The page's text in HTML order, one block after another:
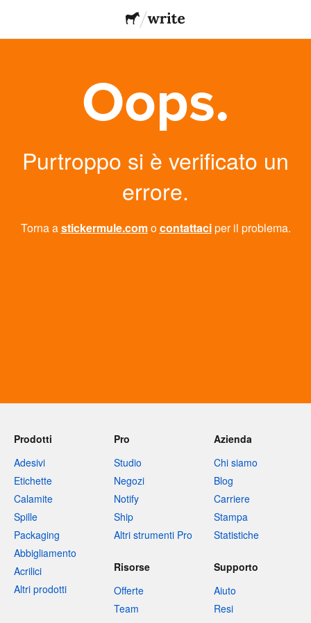
Oops.
Purtroppo si è verificato un
errore.
Torna astickermule.comocontattaciper il problema.
Prodotti
Adesivi
Etichette
Calamite
Spille
Packaging
Abbigliamento
Acrilici
Altri prodotti
Pro
Studio
Negozi
Notify
Ship
Altri strumenti Pro
Azienda
Chi siamo
Blog
Carriere
Stampa
Statistiche
Risorse
Offerte
Team
Supporto
Aiuto
Resi